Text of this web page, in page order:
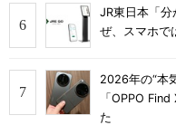
JR東日本「
ぜ、スマホで
2026年の“本
「OPPO
た